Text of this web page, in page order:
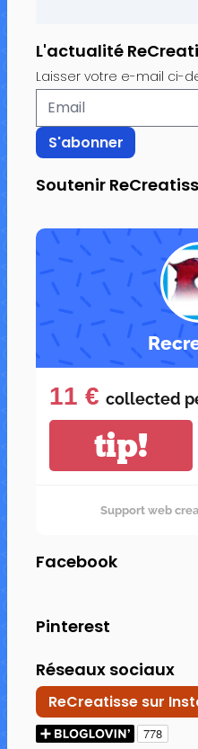
L'actualité
Laisser votre e-mail ci-
Soutenir
11 € collected
tip!
Support web
Facebook
Pinterest
Réseaux sociaux
ReCreatisse sur